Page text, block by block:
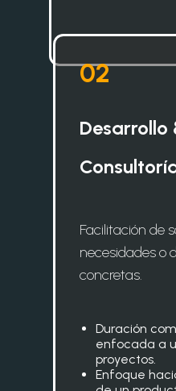
02
Desarrollo
Facilitación de
necesidades o
concretas.
Duración
enfocada a
proyectos.
Enfoque